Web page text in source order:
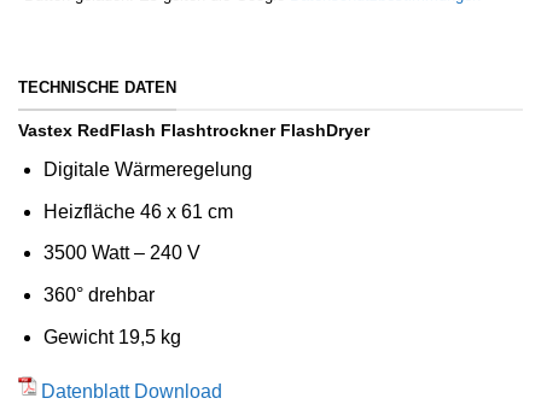
TECHNISCHE DATEN
Vastex RedFlash Flashtrockner FlashDryer
Digitale Wärmeregelung
Heizfläche 46 x 61 cm
3500 Watt – 240 V
360° drehbar
Gewicht 19,5 kg
Datenblatt Download